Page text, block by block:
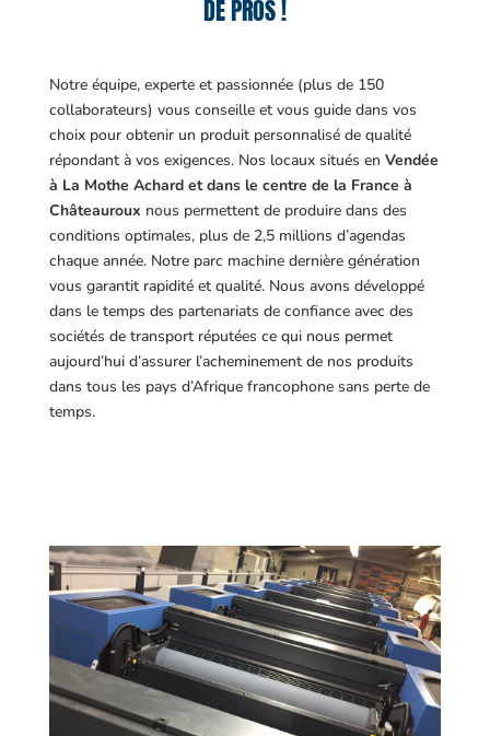
DE PROS !
Notre équipe, experte et passionnée (plus de 150
collaborateurs) vous conseille et vous guide dans vos
choix pour obtenir un produit personnalisé de qualité
répondant à vos exigences. Nos locaux situés en Vendée
à La Mothe Achard et dans le centre de la France à
Châteauroux nous permettent de produire dans des
conditions optimales, plus de 2,5 millions d’agendas
chaque année. Notre parc machine dernière génération
vous garantit rapidité et qualité. Nous avons développé
dans le temps des partenariats de confiance avec des
sociétés de transport réputées ce qui nous permet
aujourd’hui d’assurer l’acheminement de nos produits
dans tous les pays d’Afrique francophone sans perte de
temps.